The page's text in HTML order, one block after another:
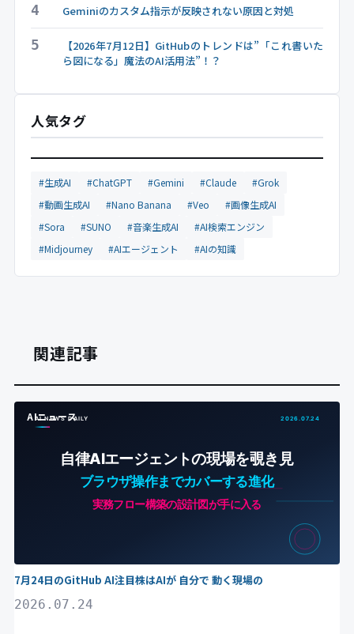
4 Geminiのカスタム指示が反映されない原因と対処
5
【2026年7月12日】GitHubのトレンドは”「これ書いた
ら図になる」魔法のAI活用法”！？
人気タグ
#生成AI #ChatGPT #Gemini #Claude
#Grok
#動画生成AI
#Nano Banana #Veo
#画像生成AI
#Sora
#SUNO #音楽生成AI
#AI検索エンジン
#Midjourney
#AIエージェント #AIの知識
関連記事
AIニュース
7月24日のGitHub AI注目株はAIが 自分で 動く現場の
2026.07.24